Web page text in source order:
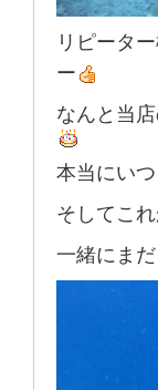
リピータ
ー
なんと当
本当にい
そしてこ
一緒にま